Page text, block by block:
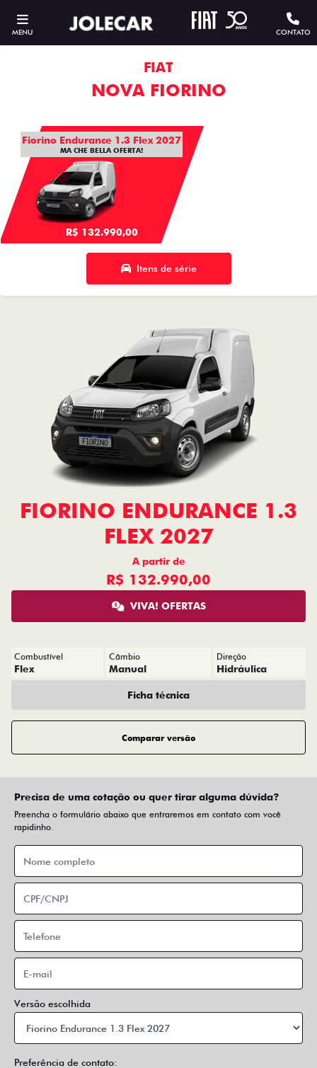
MENU CONTATO
FIAT
NOVA FIORINO
Fiorino Endurance 1.3 Flex 2027
MA CHE BELLA OFERTA!
R$ 132.990,00
Itens de série
FIORINO ENDURANCE 1.3
FLEX 2027
A partir de
R$ 132.990,00
VIVA! OFERTAS
Combustível
Flex
Câmbio
Manual
Direção
Hidráulica
Ficha técnica
Comparar versão
Precisa de uma cotação ou quer tirar alguma dúvida?
Preencha o formulário abaixo que entraremos em contato com você
rapidinho.
Versão escolhida
Preferência de contato: